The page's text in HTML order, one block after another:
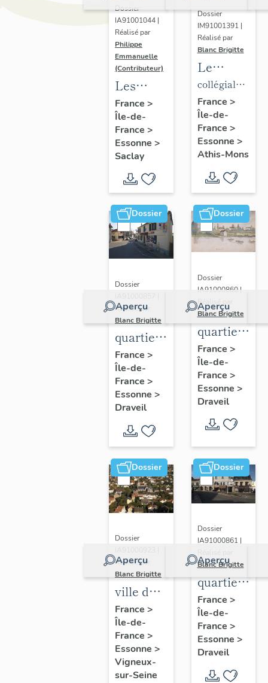
Dossier
IA91001044 |
Réalisé par
Philippe
Emmanuelle
(Contributeur)
Les
établissements
scientifiques
et
universitaires
du
plateau
de
Saclay
France >
Île-de-
France >
Essonne >
Saclay
Dossier
IM91001391 |
Réalisé par
Blanc Brigitte
Le
mobilier
de la
collégiale
de
chanoines
de la
de Saint-
Victor,
église
paroissiale
Denis
collégiale
de
chanoines
de la
congrégation
de Saint-
Victor,
église
paroissiale
Saint-
Denis
France >
Île-de-
France >
Essonne >
Athis-Mons
Dossier
Aperçu
Dossier
Réalisé par
Blanc Brigitte
quartier
de
Mainville
France >
Île-de-
France >
Essonne >
Draveil
Dossier
Aperçu
Dossier
IA91000860 |
Réalisé par
Blanc Brigitte
quartier
des
bords de
Seine
France >
Île-de-
France >
Essonne >
Draveil
Dossier
Aperçu
Dossier
Réalisé par
Blanc Brigitte
ville de
Vigneux-
sur-
Seine
France >
Île-de-
France >
Essonne >
Vigneux-
sur-Seine
Dossier
Aperçu
Dossier
IA91000861 |
Blanc Brigitte
quartier
du
centre
France >
Île-de-
France >
Essonne >
Draveil